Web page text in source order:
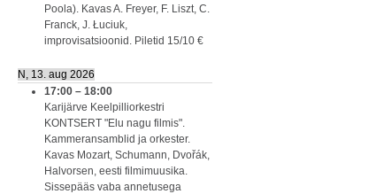
Poola). Kavas A. Freyer, F. Liszt, C.
Franck, J. Łuciuk,
improvisatsioonid. Piletid 15/10 €
N, 13. aug 2026
17:00 – 18:00
Karijärve Keelpilliorkestri
KONTSERT "Elu nagu filmis".
Kammeransamblid ja orkester.
Kavas Mozart, Schumann, Dvořák,
Halvorsen, eesti filmimuusika.
Sissepääs vaba annetusega